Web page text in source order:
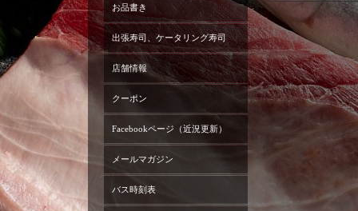
お品書き
出張寿司、ケータリング寿司
店舗情報
クーポン
Facebookページ（近況更新）
メールマガジン
バス時刻表